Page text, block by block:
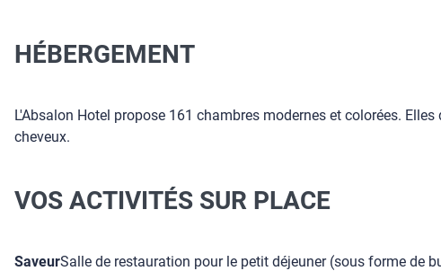
HÉBERGEMENT
L'Absalon Hotel propose 161 chambres modernes et colorées.
cheveux.
VOS ACTIVITÉS SUR PLACE
SaveurSalle de restauration pour le petit déjeuner (sous forme de